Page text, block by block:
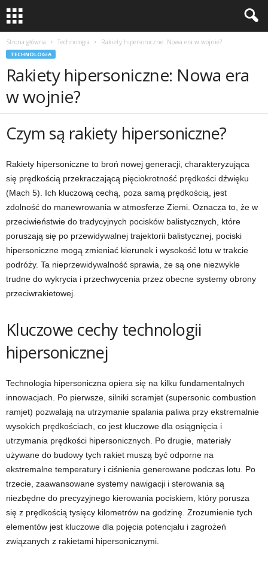
Strona główna Technologia Rakiety hipersoniczne: Nowa era w wojnie?
TECHNOLOGIA
Rakiety hipersoniczne: Nowa era
w wojnie?
Czym są rakiety hipersoniczne?
Rakiety hipersoniczne to broń nowej generacji, charakteryzująca
się prędkością przekraczającą pięciokrotność prędkości dźwięku
(Mach 5). Ich kluczową cechą, poza samą prędkością, jest
zdolność do manewrowania w atmosferze Ziemi. Oznacza to, że w
przeciwieństwie do tradycyjnych pocisków balistycznych, które
poruszają się po przewidywalnej trajektorii balistycznej, pociski
hipersoniczne mogą zmieniać kierunek i wysokość lotu w trakcie
podróży. Ta nieprzewidywalność sprawia, że są one niezwykle
trudne do wykrycia i przechwycenia przez obecne systemy obrony
przeciwrakietowej.
Kluczowe cechy technologii
hipersonicznej
Technologia hipersoniczna opiera się na kilku fundamentalnych
innowacjach. Po pierwsze, silniki scramjet (supersonic combustion
ramjet) pozwalają na utrzymanie spalania paliwa przy ekstremalnie
wysokich prędkościach, co jest kluczowe dla osiągnięcia i
utrzymania prędkości hipersonicznych. Po drugie, materiały
używane do budowy tych rakiet muszą być odporne na
ekstremalne temperatury i ciśnienia generowane podczas lotu. Po
trzecie, zaawansowane systemy nawigacji i sterowania są
niezbędne do precyzyjnego kierowania pociskiem, który porusza
się z prędkością tysięcy kilometrów na godzinę. Zrozumienie tych
elementów jest kluczowe dla pojęcia potencjału i zagrożeń
związanych z rakietami hipersonicznymi.